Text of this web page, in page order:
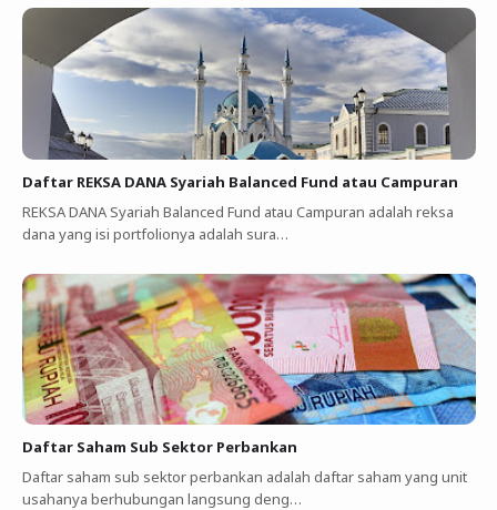
Daftar REKSA DANA Syariah Balanced Fund atau Campuran
REKSA DANA Syariah Balanced Fund atau Campuran adalah reksa
dana yang isi portfolionya adalah sura…
Daftar Saham Sub Sektor Perbankan
Daftar saham sub sektor perbankan adalah daftar saham yang unit
usahanya berhubungan langsung deng…